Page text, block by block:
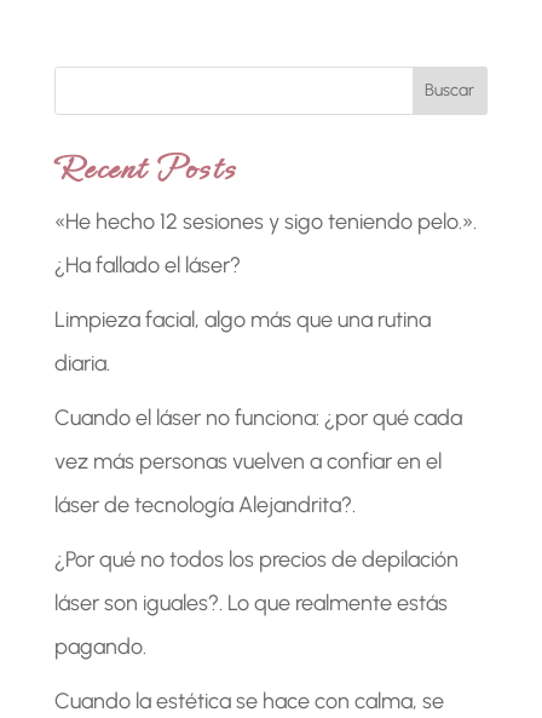
Buscar
Recent Posts
«He hecho 12 sesiones y sigo teniendo pelo.».
¿Ha fallado el láser?
Limpieza facial, algo más que una rutina
diaria.
Cuando el láser no funciona: ¿por qué cada
vez más personas vuelven a confiar en el
láser de tecnología Alejandrita?.
¿Por qué no todos los precios de depilación
láser son iguales?. Lo que realmente estás
pagando.
Cuando la estética se hace con calma, se